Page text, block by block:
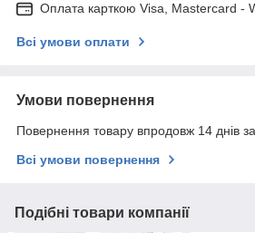
Оплата карткою Visa, Mastercard -
Всі умови оплати
Умови повернення
Повернення товару впродовж 14 днів
Всі умови повернення
Подібні товари компанії